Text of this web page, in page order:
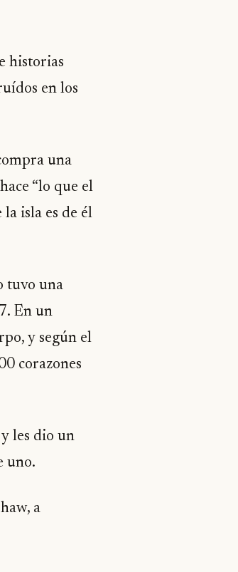
historias
en los
una
“lo que el
isla es de él
tuvo una
En un
y según el
corazones
les dio un
uno.
a